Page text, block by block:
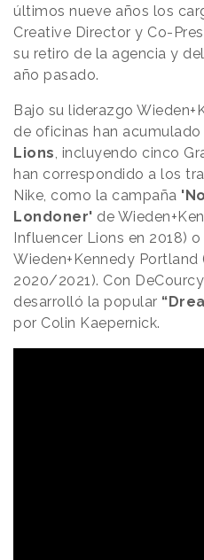
últimos nueve años los
Creative Director y Co-
su retiro de la agencia y
año pasado.
Bajo su liderazgo
de oficinas han acumulado
Lions, incluyendo cinco
han correspondido a los
Nike, como la campaña
Londoner' de
Influencer Lions en 2018) o
Wieden+Kennedy Portland
2020/2021). Con
desarrolló la popular
por Colin Kaepernick.